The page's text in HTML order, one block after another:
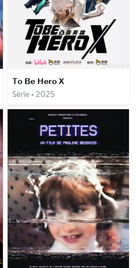
To Be Hero X
Série • 2025